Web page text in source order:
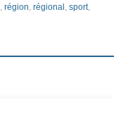
, région, régional , sport,